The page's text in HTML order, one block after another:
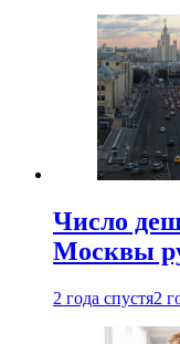
Число
Москвы
2 года спустя2